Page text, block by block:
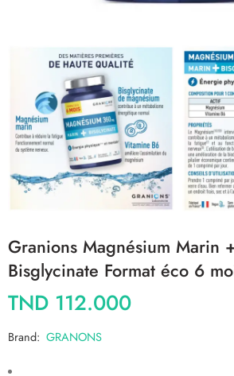
Granions Magnésium Marin
Bisglycinate Format éco 6
TND 112.000
Brand: GRANONS